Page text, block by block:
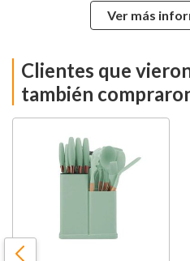
100.6
Alto 48.1
Requiere Armado
Número Puertas
Hecho en
Ver más
Clientes que
también